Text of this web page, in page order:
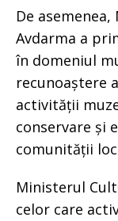
De
Avdarma a
în domeniul
recunoaștere
activității
conservare și
comunității
Ministerul
celor care